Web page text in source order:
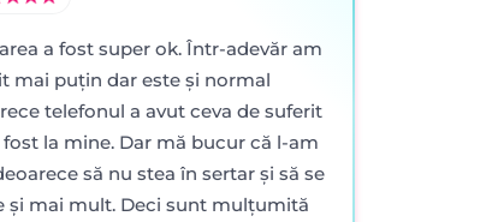
a fost super ok. Într-adevăr am
mai puţin dar este şi normal
telefonul a avut ceva de suferit
la mine. Dar mă bucur că l-am
să nu stea în sertar şi să se
şi mai mult. Deci sunt mulţumită